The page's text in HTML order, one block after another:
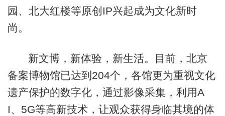
园、北大红楼等原创IP兴起成为文化新时
尚。
新文博，新体验，新生活。目前，北京
备案博物馆已达到204个，各馆更为重视文化
遗产保护的数字化，通过影像采集，利用A
I、5G等高新技术，让观众获得身临其境的体